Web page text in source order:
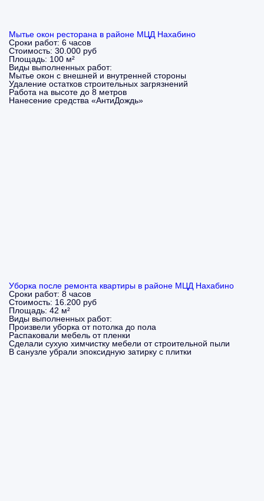
Мытье окон ресторана в районе МЦД Нахабино
Сроки работ: 6 часов
Стоимость: 30.000 руб
Площадь: 100 м²
Виды выполненных работ:
Мытье окон с внешней и внутренней стороны
Удаление остатков строительных загрязнений
Работа на высоте до 8 метров
Нанесение средства «АнтиДождь»
Уборка после ремонта квартиры в районе МЦД Нахабино
Сроки работ: 8 часов
Стоимость: 16.200 руб
Площадь: 42 м²
Виды выполненных работ:
Произвели уборка от потолка до пола
Распаковали мебель от пленки
Сделали сухую химчистку мебели от строительной пыли
В санузле убрали эпоксидную затирку с плитки